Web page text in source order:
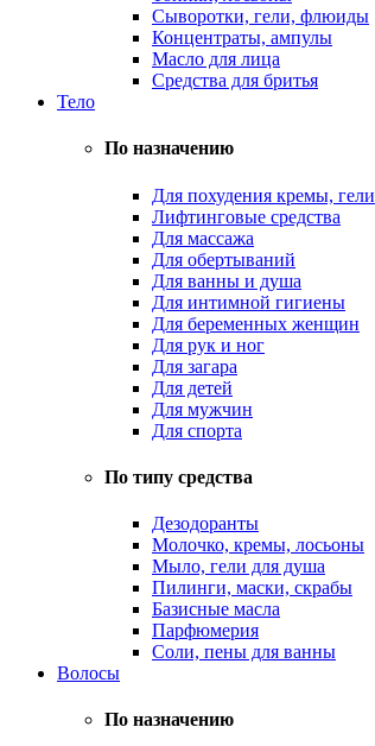
Сыворотки, гели, флюиды
Концентраты, ампулы
Масло для лица
Средства для бритья
Тело
По назначению
Для похудения кремы, гели
Лифтинговые средства
Для массажа
Для обертываний
Для ванны и душа
Для интимной гигиены
Для беременных женщин
Для рук и ног
Для загара
Для детей
Для мужчин
Для спорта
По типу средства
Дезодоранты
Молочко, кремы, лосьоны
Мыло, гели для душа
Пилинги, маски, скрабы
Базисные масла
Парфюмерия
Соли, пены для ванны
Волосы
По назначению